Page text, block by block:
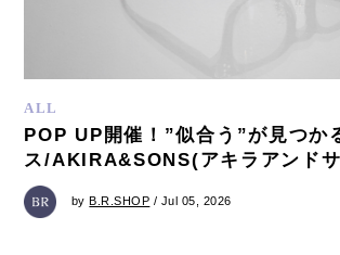
ALL
POP UP開催！”似合う”が見つか
ス/AKIRA&SONS(アキラアンド
byB.R.SHOP / Jul 05, 2026